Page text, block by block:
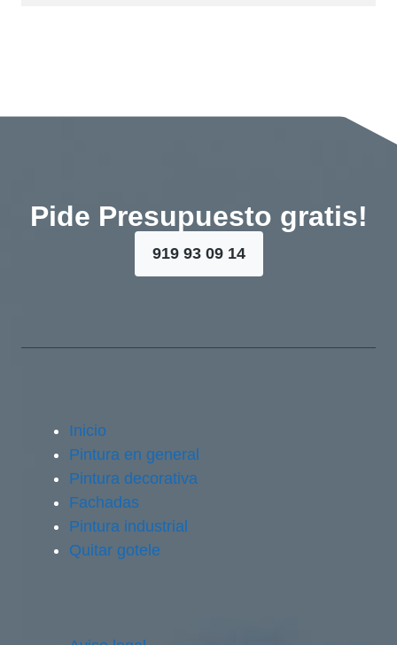
Pide Presupuesto gratis!
919 93 09 14
Inicio
Pintura en general
Pintura decorativa
Fachadas
Pintura industrial
Quitar gotele